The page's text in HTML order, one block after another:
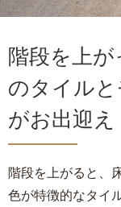
階段を上
のタイル
がお出迎え
階段を上がると、
色が特徴的なタイ